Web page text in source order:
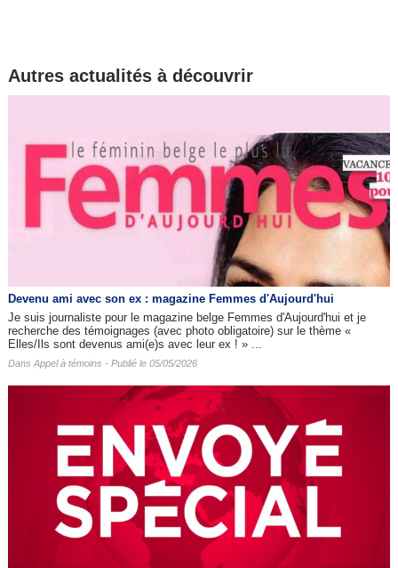
Autres actualités à découvrir
Devenu ami avec son ex : magazine Femmes d'Aujourd'hui
Je suis journaliste pour le magazine belge Femmes d'Aujourd'hui et je
recherche des témoignages (avec photo obligatoire) sur le thème «
Elles/Ils sont devenus ami(e)s avec leur ex ! » ...
Dans Appel à témoins - Publié le 05/05/2026